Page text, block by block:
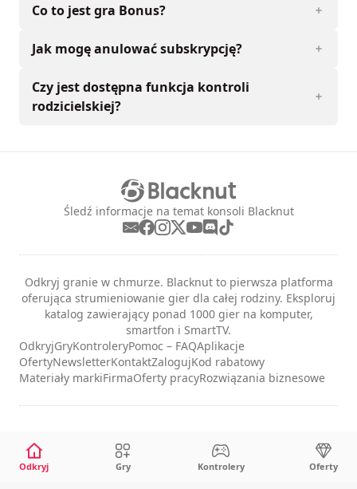
Co to jest gra Bonus?
Jak mogę anulować subskrypcję?
Czy jest dostępna funkcja kontroli
rodzicielskiej?
Śledź informacje na temat konsoli Blacknut
Odkryj granie w chmurze. Blacknut to pierwsza platforma
oferująca strumieniowanie gier dla całej rodziny. Eksploruj
katalog zawierający ponad 1000 gier na komputer,
smartfon i SmartTV.
OdkryjGryKontroleryPomoc – FAQAplikacje
OfertyNewsletterKontaktZalogujKod rabatowy
Materiały markiFirmaOferty pracyRozwiązania biznesowe
Informacje prawne
Warunki usług
Odkryj Gry Kontrolery Oferty